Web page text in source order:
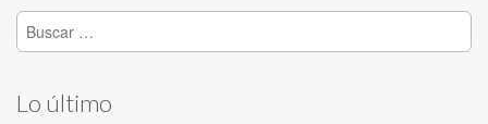
Buscar:
Lo último